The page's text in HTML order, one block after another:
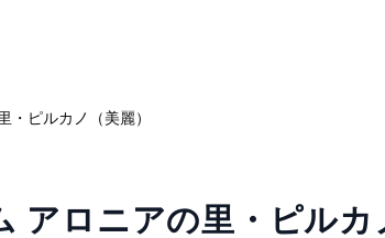
ピルカノ（美麗）
アロニアの里・ピルカ